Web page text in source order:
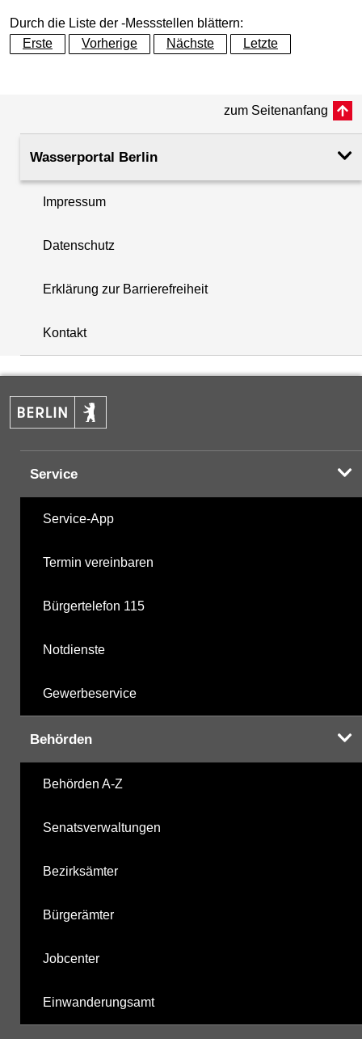
+
−
Durch die Liste der -Messstellen blättern:
Erste
Vorherige Nächste Letzte
zum Seitenanfang
Wasserportal Berlin
Impressum
Datenschutz
Erklärung zur Barrierefreiheit
Kontakt
Service
Service-App
Termin vereinbaren
Bürgertelefon 115
Notdienste
Gewerbeservice
Behörden
Behörden A-Z
Senatsverwaltungen
Bezirksämter
Bürgerämter
Jobcenter
Einwanderungsamt